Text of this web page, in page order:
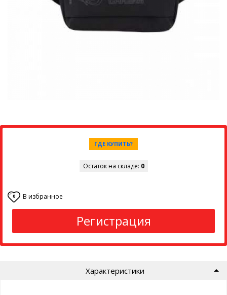
ГДЕ КУПИТЬ?
Остаток на складе: 0
0 В избранное
Регистрация
Характеристики